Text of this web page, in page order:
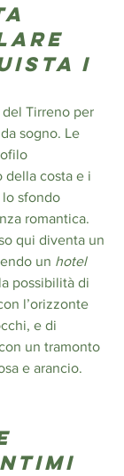
i
Tirreno per
sogno. Le
della costa e i
sfondo
romantica.
qui diventa un
un hotel
possibilità di
l’orizzonte
e di
un tramonto
e arancio.